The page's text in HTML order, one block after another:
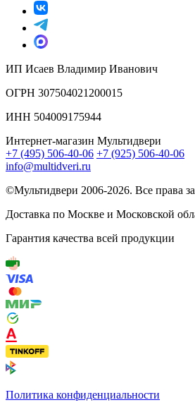
ИП Исаев Владимир Иванович
ОГРН 307504021200015
ИНН 504009175944
Интернет-магазин Мультидвери
+7 (495) 506-40-06 +7 (925) 506-40-06
info@multidveri.ru
©Мультидвери ‎2006-2026. Все права
Доставка по Москве и Московской
Гарантия качества всей продукции
Политика конфиденциальности